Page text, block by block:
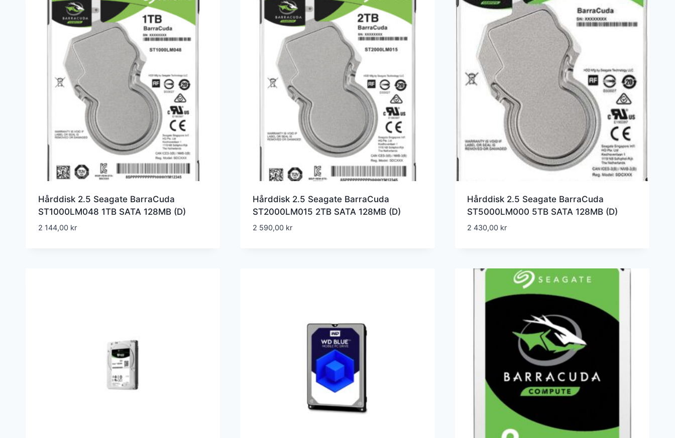
Hårddisk 2.5 Seagate BarraCuda
ST1000LM048 1TB SATA 128MB (D)
2 144,00 kr
Hårddisk 2.5 Seagate BarraCuda
ST2000LM015 2TB SATA 128MB (D)
2 590,00 kr
Hårddisk 2.5 Seagate BarraCuda
ST5000LM000 5TB SATA 128MB (D)
2 430,00 kr